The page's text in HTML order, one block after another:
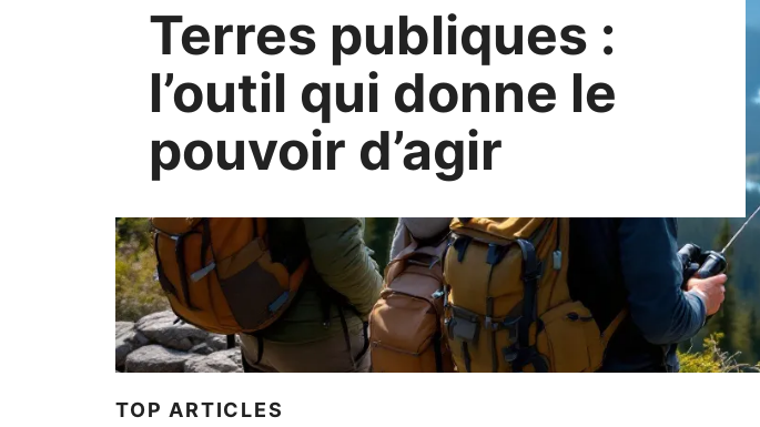
Terres publiques :
l’outil qui donne le
pouvoir d’agir
TOP ARTICLES